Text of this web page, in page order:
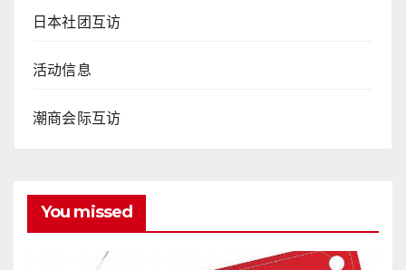
日本社团互访
活动信息
潮商会际互访
You missed